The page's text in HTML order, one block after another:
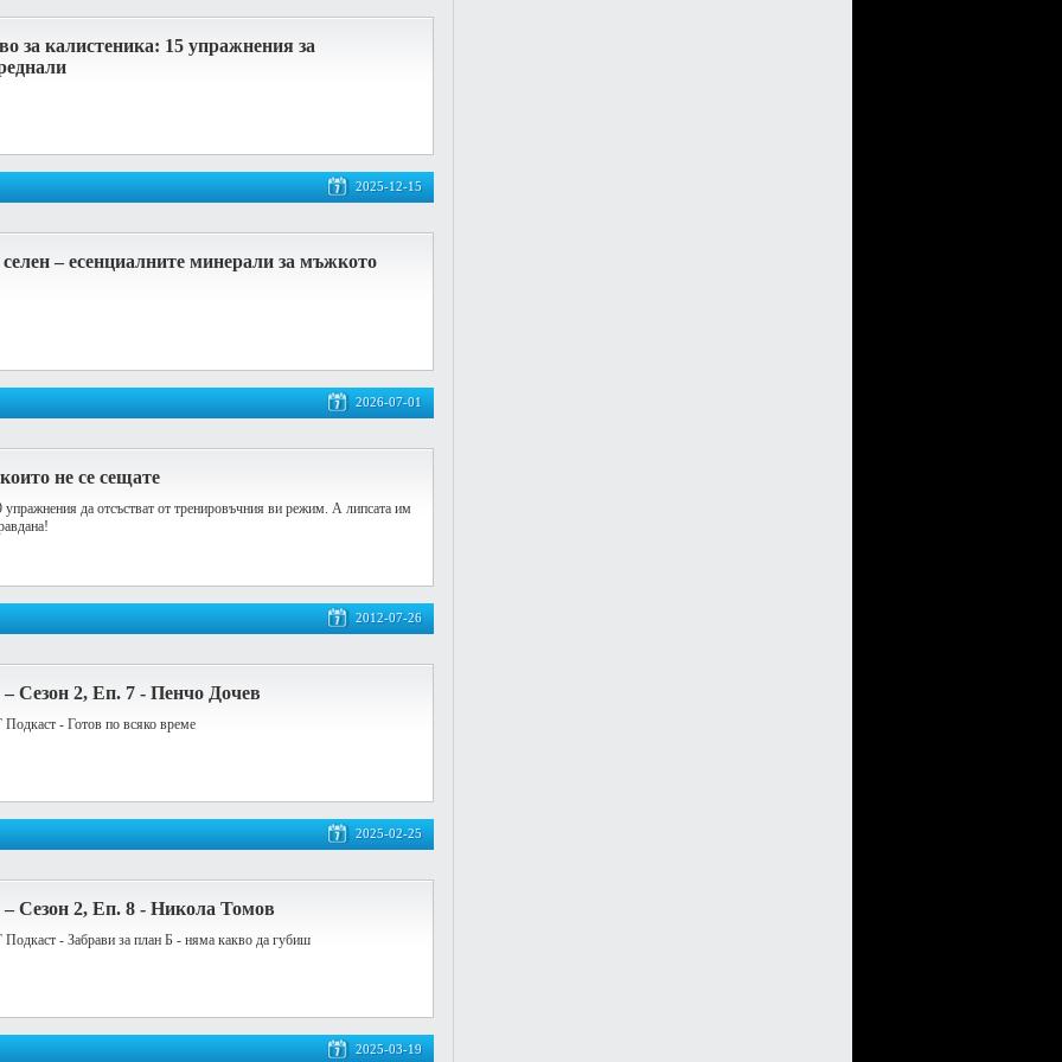
за калистеника: 15 упражнения за
2025-12-15
– есенциалните минерали за мъжкото
2026-07-01
не се сещате
да отсъстват от тренировъчния ви режим. А липсата им
2012-07-26
Сезон 2, Еп. 7 - Пенчо Дочев
- Готов по всяко време
2025-02-25
Сезон 2, Еп. 8 - Никола Томов
- Забрави за план Б - няма какво да губиш
2025-03-19